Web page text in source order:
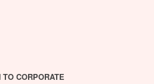
CORPORATE